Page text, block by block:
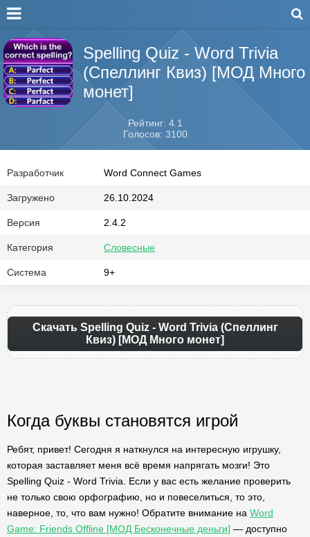
Spelling Quiz - Word Trivia
(Спеллинг Квиз) [МОД Много
монет]
Рейтинг: 4.1
Голосов: 3100
Разработчик Word Connect Games
Загружено 26.10.2024
Версия 2.4.2
Категория Словесные
Система 9+
Скачать Spelling Quiz - Word Trivia (Спеллинг
Квиз) [МОД Много монет]
Когда буквы становятся игрой
Ребят, привет! Сегодня я наткнулся на интересную игрушку,
которая заставляет меня всё время напрягать мозги! Это
Spelling Quiz - Word Trivia. Если у вас есть желание проверить
не только свою орфографию, но и повеселиться, то это,
наверное, то, что вам нужно! Обратите внимание на Word
Game: Friends Offline [МОД Бесконечные деньги] — доступно